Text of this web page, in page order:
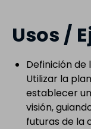
Usos /
Definición de
Utilizar la
establecer
visión,
futuras de la